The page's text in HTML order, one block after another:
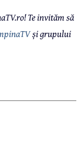
Te invităm să
și grupului